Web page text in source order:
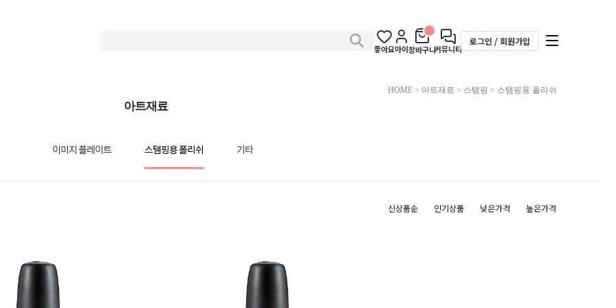
좋아요마이장바구니커뮤니티
로그인 / 회원가입
HOME> 아트재료 > 스탬핑 > 스탬핑용 폴리쉬
아트재료
이미지 플레이트 스탬핑용 폴리쉬 기타
신상품순 인기상품 낮은가격 높은가격